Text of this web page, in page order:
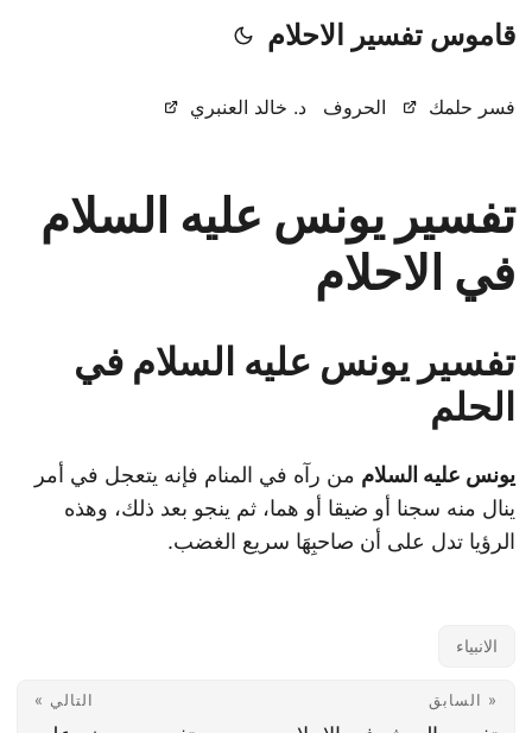
قاموس تفسير الاحلام
فسر حلمك الحروف د. خالد العنبري
تفسير يونس عليه السلام
في الاحلام
تفسير يونس عليه السلام في
الحلم
يونس عليه السلام من رآه في المنام فإنه يتعجل في أمر
ينال منه سجنا أو ضيقا أو هما، ثم ينجو بعد ذلك، وهذه
الرؤيا تدل على أن صاحبِهَا سريع الغضب.
الانبياء
« السابق التالي »